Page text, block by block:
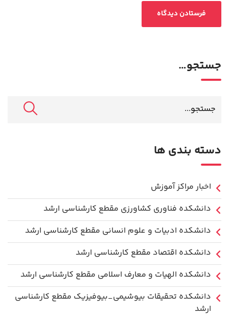
جستجو…
دسته بندی ها
اخبار مراکز آموزش
دانشكده فناوري كشاورزی مقطع کارشناسی ارشد
دانشکده ادبیات و علوم انسانی مقطع کارشناسی ارشد
دانشکده اقتصاد مقطع کارشناسی ارشد
دانشکده الهیات و معارف اسلامی مقطع کارشناسی ارشد
دانشکده تحقیقات بیوشیمی_بیوفیزیک مقطع کارشناسی
ارشد